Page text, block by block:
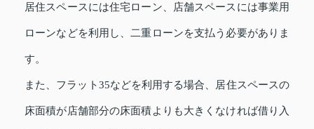
居住スペースには住宅ローン、店舗スペースには事業用
ローンなどを利用し、二重ローンを支払う必要がありま
す。
また、フラット35などを利用する場合、居住スペースの
床面積が店舗部分の床面積よりも大きくなければ借り入